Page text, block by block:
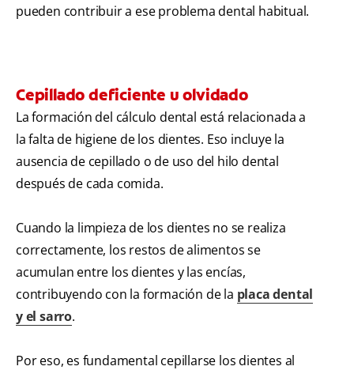
pueden contribuir a ese problema dental habitual.
Cepillado deficiente u olvidado
La formación del cálculo dental está relacionada a
la falta de higiene de los dientes. Eso incluye la
ausencia de cepillado o de uso del hilo dental
después de cada comida.
Cuando la limpieza de los dientes no se realiza
correctamente, los restos de alimentos se
acumulan entre los dientes y las encías,
contribuyendo con la formación de la placa dental
y el sarro.
Por eso, es fundamental cepillarse los dientes al